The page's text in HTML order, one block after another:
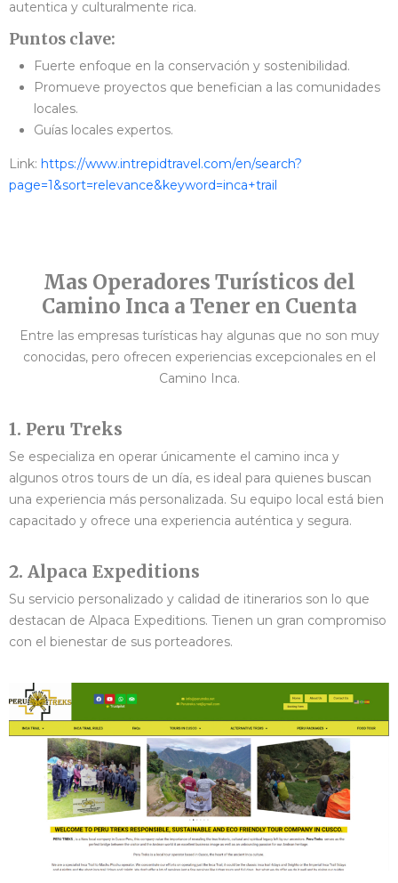
autentica y culturalmente rica.
Puntos clave:
Fuerte enfoque en la conservación y sostenibilidad.
Promueve proyectos que benefician a las comunidades
locales.
Guías locales expertos.
Link: https://www.intrepidtravel.com/en/search?
page=1&sort=relevance&keyword=inca+trail
Mas Operadores Turísticos del
Camino Inca a Tener en Cuenta
Entre las empresas turísticas hay algunas que no son muy
conocidas, pero ofrecen experiencias excepcionales en el
Camino Inca.
1. Peru Treks
Se especializa en operar únicamente el camino inca y
algunos otros tours de un día, es ideal para quienes buscan
una experiencia más personalizada. Su equipo local está bien
capacitado y ofrece una experiencia auténtica y segura.
2. Alpaca Expeditions
Su servicio personalizado y calidad de itinerarios son lo que
destacan de Alpaca Expeditions. Tienen un gran compromiso
con el bienestar de sus porteadores.